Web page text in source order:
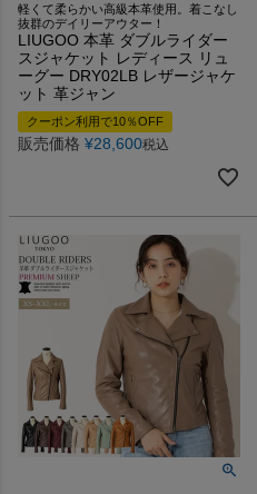
軽くて柔らかい高級本革使用。着こなし
抜群のデイリーアウター！
LIUGOO 本革 ダブルライダー
スジャケット レディース リュ
ーグー DRY02LB レザージャケ
ット 革ジャン
クーポン利用で10％OFF
販売価格 ¥28,600税込